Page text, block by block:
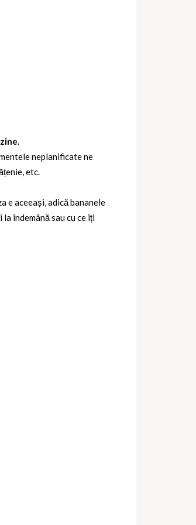
neplanificate ne
etc.
e aceeași, adică bananele
îndemână sau cu ce îți